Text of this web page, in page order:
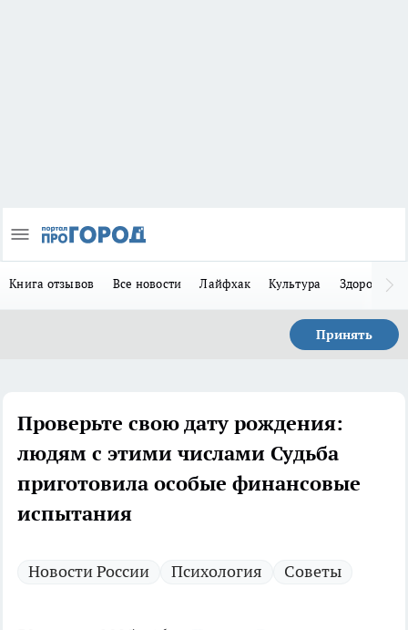
Книга отзывов Все новости Лайфхак Культура Здоровье
Принять
Проверьте свою дату рождения:
людям с этими числами Судьба
приготовила особые финансовые
испытания
Новости России Психология Советы